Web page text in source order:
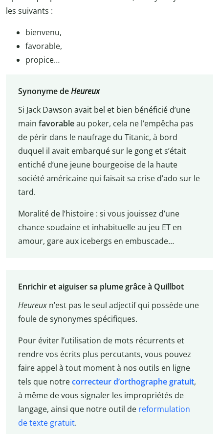
les suivants :
bienvenu,
favorable,
propice…
Synonyme deHeureux
Si Jack Dawson avait bel et bien bénéficié d’une
main favorableau poker, cela ne l’empêcha pas
de périr dans le naufrage du Titanic, à bord
duquel il avait embarqué sur le gong et s’était
entiché d’une jeune bourgeoise de la haute
société américaine qui faisait sa crise d’ado sur le
tard.
Moralité de l’histoire : si vous jouissez d’une
chance soudaine et inhabituelle au jeu ET en
amour, gare aux icebergs en embuscade…
Enrichir et aiguiser sa plume grâce à Quillbot
Heureux n’est pas le seul adjectif qui possède une
foule de synonymes spécifiques.
Pour éviter l’utilisation de mots récurrents et
rendre vos écrits plus percutants, vous pouvez
faire appel à tout moment à nos outils en ligne
tels que notrecorrecteur d’orthographe gratuit,
à même de vous signaler les impropriétés de
langage, ainsi que notre outil de reformulation
de texte gratuit.